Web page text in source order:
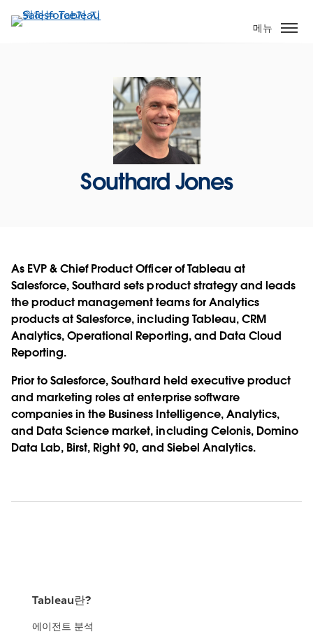
요
메뉴
Southard Jones
As EVP & Chief Product Officer of Tableau at
Salesforce, Southard sets product strategy and leads
the product management teams for Analytics
products at Salesforce, including Tableau, CRM
Analytics, Operational Reporting, and Data Cloud
Reporting.
Prior to Salesforce, Southard held executive product
and marketing roles at enterprise software
companies in the Business Intelligence, Analytics,
and Data Science market, including Celonis, Domino
Data Lab, Birst, Right 90, and Siebel Analytics.
Tableau란?
에이전트 분석